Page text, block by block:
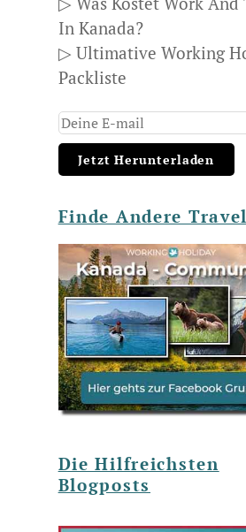
In Kanada?
▷ Ultimative Working
Packliste
Finde Andere
Die Hilfreichsten
Blogposts